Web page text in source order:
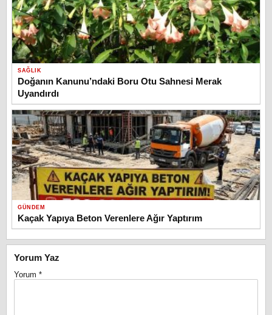
SAĞLIK
Doğanın Kanunu’ndaki Boru Otu Sahnesi Merak
Uyandırdı
GÜNDEM
Kaçak Yapıya Beton Verenlere Ağır Yaptırım
Yorum Yaz
Yorum *